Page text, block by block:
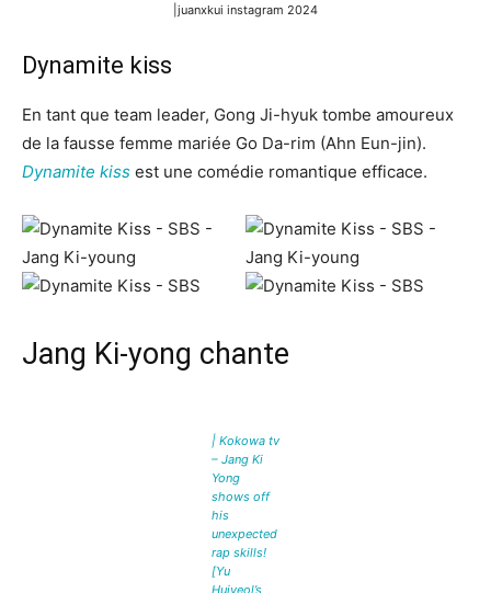
|juanxkui instagram 2024
Dynamite kiss
En tant que team leader, Gong Ji-hyuk tombe amoureux
de la fausse femme mariée Go Da-rim (Ahn Eun-jin).
Dynamite kiss est une comédie romantique efficace.
Jang Ki-yong chante
| Kokowa tv
– Jang Ki
Yong
shows off
his
unexpected
rap skills!
[Yu
Huiyeol’s